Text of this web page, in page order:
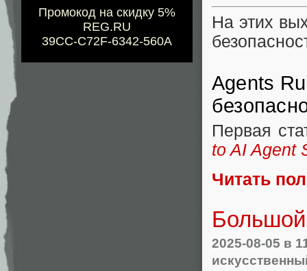
Промокод на скидку 5%
REG.RU
39CC-C72F-6342-560A
На этих
Agents
Первая
to AI Agent
Читать
2025-08-05 в